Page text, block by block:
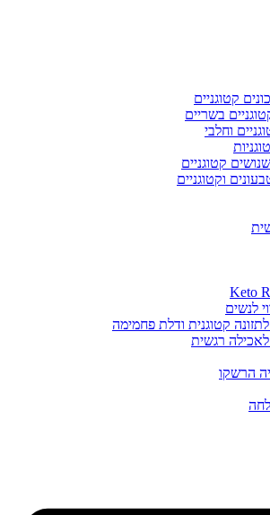
קטוגניים
בשריים
וחלבי
קטוגניים
וקטוגניים
לנשים
לתזונה קטוגנית ודלת פחמימה
לאכילה רגשית
הרשקו